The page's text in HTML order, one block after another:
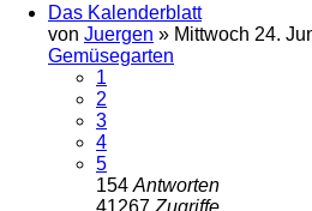
Das Kalenderblatt
von Juergen » Mittwoch 24.
Gemüsegarten
1
2
3
4
5
154 Antworten
41267 Zugriffe